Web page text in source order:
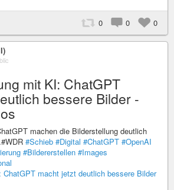
0 0 0
mit KI: ChatGPT
bessere Bilder -
machen die Bilderstellung deutlich
#Schieb #Digital #ChatGPT #OpenAI
#Bildererstellen #Images
ChatGPT macht jetzt deutlich bessere Bilder